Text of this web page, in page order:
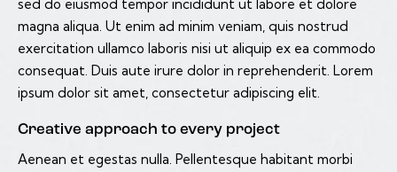
sed do eiusmod tempor incididunt ut labore et dolore
magna aliqua. Ut enim ad minim veniam, quis nostrud
exercitation ullamco laboris nisi ut aliquip ex ea commodo
consequat. Duis aute irure dolor in reprehenderit. Lorem
ipsum dolor sit amet, consectetur adipiscing elit.
Creative approach to every project
Aenean et egestas nulla. Pellentesque habitant morbi